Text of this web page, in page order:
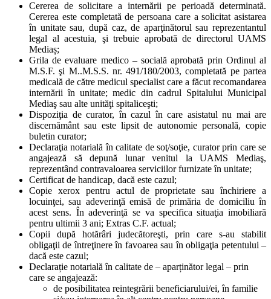
Cererea de solicitare a internării pe perioadă determinată.
Cererea este completată de persoana care a solicitat asistarea
în unitate sau, după caz, de aparţinătorul sau reprezentantul
legal al acestuia, şi trebuie aprobată de directorul UAMS
Mediaș;
Grila de evaluare medico – socială aprobată prin Ordinul al
M.S.F. şi M..M.S.S. nr. 491/180/2003, completată pe partea
medicală de către medicul specialist care a făcut recomandarea
internării în unitate; medic din cadrul Spitalului Municipal
Mediaş sau alte unităţi spitaliceşti;
Dispoziţia de curator, în cazul în care asistatul nu mai are
discernământ sau este lipsit de autonomie personală, copie
buletin curator;
Declaraţia notarială în calitate de soţ/soţie, curator prin care se
angajează să depună lunar venitul la UAMS Mediaş,
reprezentând contravaloarea serviciilor furnizate în unitate;
Certificat de handicap, dacă este cazul;
Copie xerox pentru actul de proprietate sau închiriere a
locuinţei, sau adeverinţă emisă de primăria de domiciliu în
acest sens. În adeverinţă se va specifica situaţia imobiliară
pentru ultimii 3 ani; Extras C.F. actual;
Copii după hotărâri judecătoreşti, prin care s-au stabilit
obligaţii de întreţinere în favoarea sau în obligaţia petentului –
dacă este cazul;
Declarație notarială în calitate de – aparținător legal – prin
care se angajează:
de posibilitatea reintegrării beneficiarului/ei, în familie